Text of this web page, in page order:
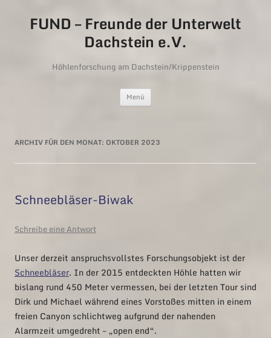
FUND – Freunde der Unterwelt
Dachstein e.V.
Höhlenforschung am Dachstein/Krippenstein
Menü
ARCHIV FÜR DEN MONAT: OKTOBER 2023
Schneebläser-Biwak
Schreibe eine Antwort
Unser derzeit anspruchsvollstes Forschungsobjekt ist der
Schneebläser. In der 2015 entdeckten Höhle hatten wir
bislang rund 450 Meter vermessen, bei der letzten Tour sind
Dirk und Michael während eines Vorstoßes mitten in einem
freien Canyon schlichtweg aufgrund der nahenden
Alarmzeit umgedreht – „open end“.